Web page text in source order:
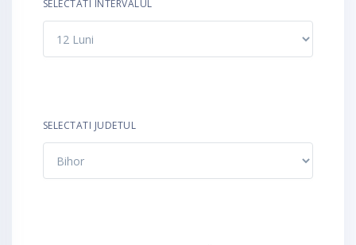
SELECTATI INTERVALUL
SELECTATI JUDETUL